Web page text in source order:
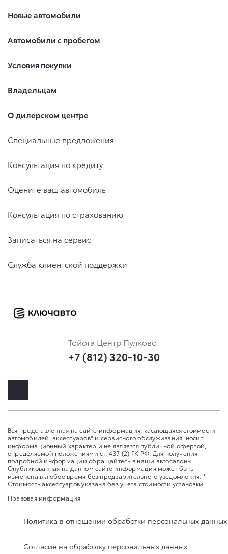
Новые автомобили
Автомобили с пробегом
Условия покупки
Владельцам
О дилерском центре
Специальные предложения
Консультация по кредиту
Оцените ваш автомобиль
Консультация по страхованию
Записаться на сервис
Служба клиентской поддержки
Тойота Центр Пулково
+7 (812) 320-10-30
Вся представленная на сайте информация, касающаяся стоимости
автомобилей, аксессуаров* и сервисного обслуживания, носит
информационный характер и не является публичной офертой,
определяемой положениями ст. 437 (2) ГК РФ. Для получения
подробной информации обращайтесь в наши автосалоны.
Опубликованная на данном сайте информация может быть
изменена в любое время без предварительного уведомления. *
Стоимость аксессуаров указана без учета стоимости установки.
Правовая информация
Политика в отношении обработки персональных данных
Согласие на обработку персональных данных